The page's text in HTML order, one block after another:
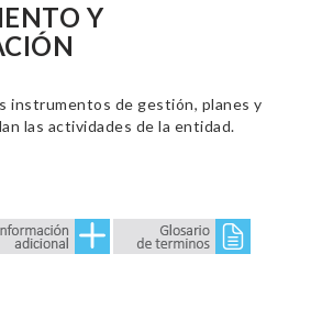
Y
instrumentos de gestión, planes y
las actividades de la entidad.